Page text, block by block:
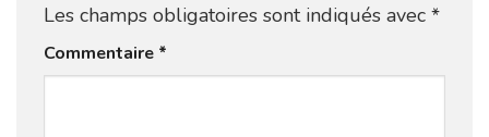
Les champs obligatoires sont indiqués avec *
Commentaire *